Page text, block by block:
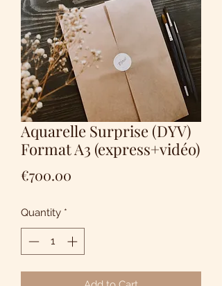
Aquarelle Surprise (DYV)
Format A3 (express+vidéo)
€700.00
Quantity *